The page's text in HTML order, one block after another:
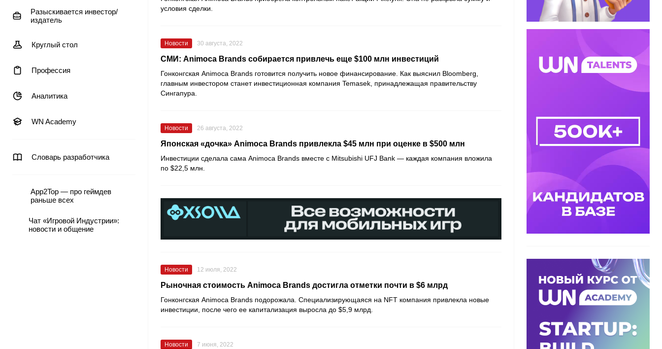
Разыскивается инвестор/
издатель
Круглый стол
Профессия
Аналитика
WN Academy
Словарь разработчика
App2Top — про геймдев
раньше всех
Чат «Игровой Индустрии»:
новости и общение
условия сделки.
Новости 30 августа, 2022
СМИ: Animoca Brands собирается привлечь еще $100 млн инвестиций
Гонконгская Animoca Brands готовится получить новое финансирование. Как выяснил Bloomberg
главным инвестором станет инвестиционная компания Temasek , принадлежащая правительству
Сингапура.
Новости 26 августа, 2022
Японская «дочка» Animoca Brands привлекла $45 млн при оценке в $500 млн
Инвестиции сделала сама Animoca Brands вместе с Mitsubishi UFJ Bank — каждая компания вложила
по $22,5 млн.
Новости 12 июля, 2022
Рыночная стоимость Animoca Brands достигла отметки почти в $6 млрд
Гонконгская Animoca Brands подорожала. Специализирующаяся на NFT компания привлекла новые
инвестиции, после чего ее капитализация выросла до $5,9 млрд.
Новости 7 июня, 2022